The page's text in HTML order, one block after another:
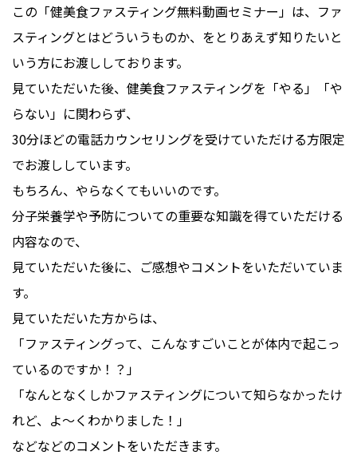
この「健美食ファスティング無料動画セミナー」は、ファ
スティングとはどういうものか、をとりあえず知りたいと
いう方にお渡ししております。
見ていただいた後、健美食ファスティングを「やる」「や
らない」に関わらず、
30分ほどの電話カウンセリングを受けていただける方限定
でお渡ししています。
もちろん、やらなくてもいいのです。
分子栄養学や予防についての重要な知識を得ていただける
内容なので、
見ていただいた後に、ご感想やコメントをいただいていま
す。
見ていただいた方からは、
「ファスティングって、こんなすごいことが体内で起こっ
ているのですか！？」
「なんとなくしかファスティングについて知らなかったけ
れど、よ～くわかりました！」
などなどのコメントをいただきます。